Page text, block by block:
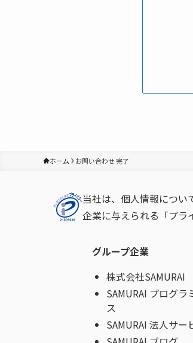
ホーム お問い合わせ 完了
当社は、個人情報につい
企業に与えられる「プラ
グループ企業
株式会社SAMURAI
SAMURAI プログラ
ス
SAMURAI 法人サー